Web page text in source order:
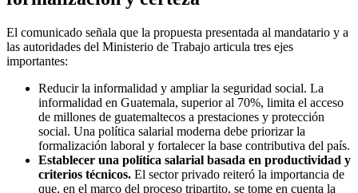
El comunicado señala que la propuesta presentada al mandatario y a
las autoridades del Ministerio de Trabajo articula tres ejes
importantes:
Reducir la informalidad y ampliar la seguridad social. La
informalidad en Guatemala, superior al 70%, limita el acceso
de millones de guatemaltecos a prestaciones y protección
social. Una política salarial moderna debe priorizar la
formalización laboral y fortalecer la base contributiva del país.
Establecer una política salarial basada en productividad y
criterios técnicos. El sector privado reiteró la importancia de
que, en el marco del proceso tripartito, se tome en cuenta la